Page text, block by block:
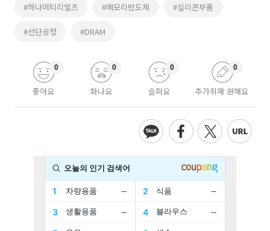
#하나머티리얼즈 #메모리반도체 #실리콘부품
#선단공정 #DRAM
좋아요
0
화나요
0
슬퍼요
0
추가취재 원해요
0